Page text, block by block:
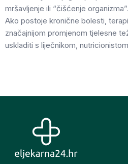
mršavljenje ili “čišćenje organizma”.
Ako postoje kronične bolesti,
značajnijom promjenom tjelesne
uskladiti s liječnikom,